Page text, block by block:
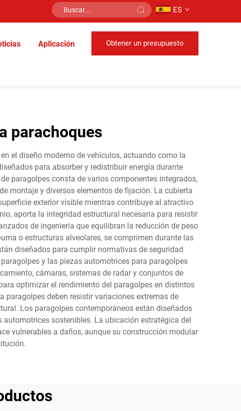
ES
Aplicación Obtener un presupuesto
parachoques
el diseño moderno de vehículos, actuando como la
para absorber y redistribuir energía durante
paragolpes consta de varios componentes integrados,
montaje y diversos elementos de fijación. La cubierta
exterior visible mientras contribuye al atractivo
aporta la integridad estructural necesaria para resistir
de ingeniería que equilibran la reducción de peso
o estructuras alveolares, se comprimen durante las
diseñados para cumplir normativas de seguridad
y las piezas automotrices para paragolpes
cámaras, sistemas de radar y conjuntos de
optimizar el rendimiento del paragolpes en distintos
deben resistir variaciones extremas de
Los paragolpes contemporáneos están diseñados
sostenibles. La ubicación estratégica del
vulnerables a daños, aunque su construcción modular